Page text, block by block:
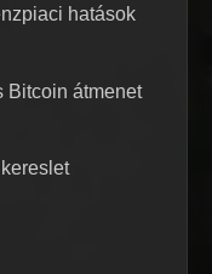
hatások
Bitcoin átmenet